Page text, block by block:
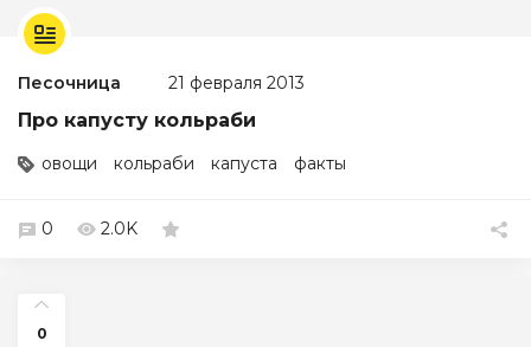
Песочница 21 февраля 2013
Про капусту кольраби
овощи кольраби капуста факты
0 2.0K
0